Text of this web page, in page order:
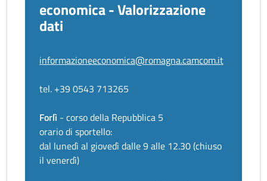
economica - Valorizzazione
dati
informazioneeconomica@romagna.camcom.it
tel. +39 0543 713265
Forlì - corso della Repubblica 5
orario di sportello:
dal lunedì al giovedì dalle 9 alle 12.30 (chiuso
il venerdì)